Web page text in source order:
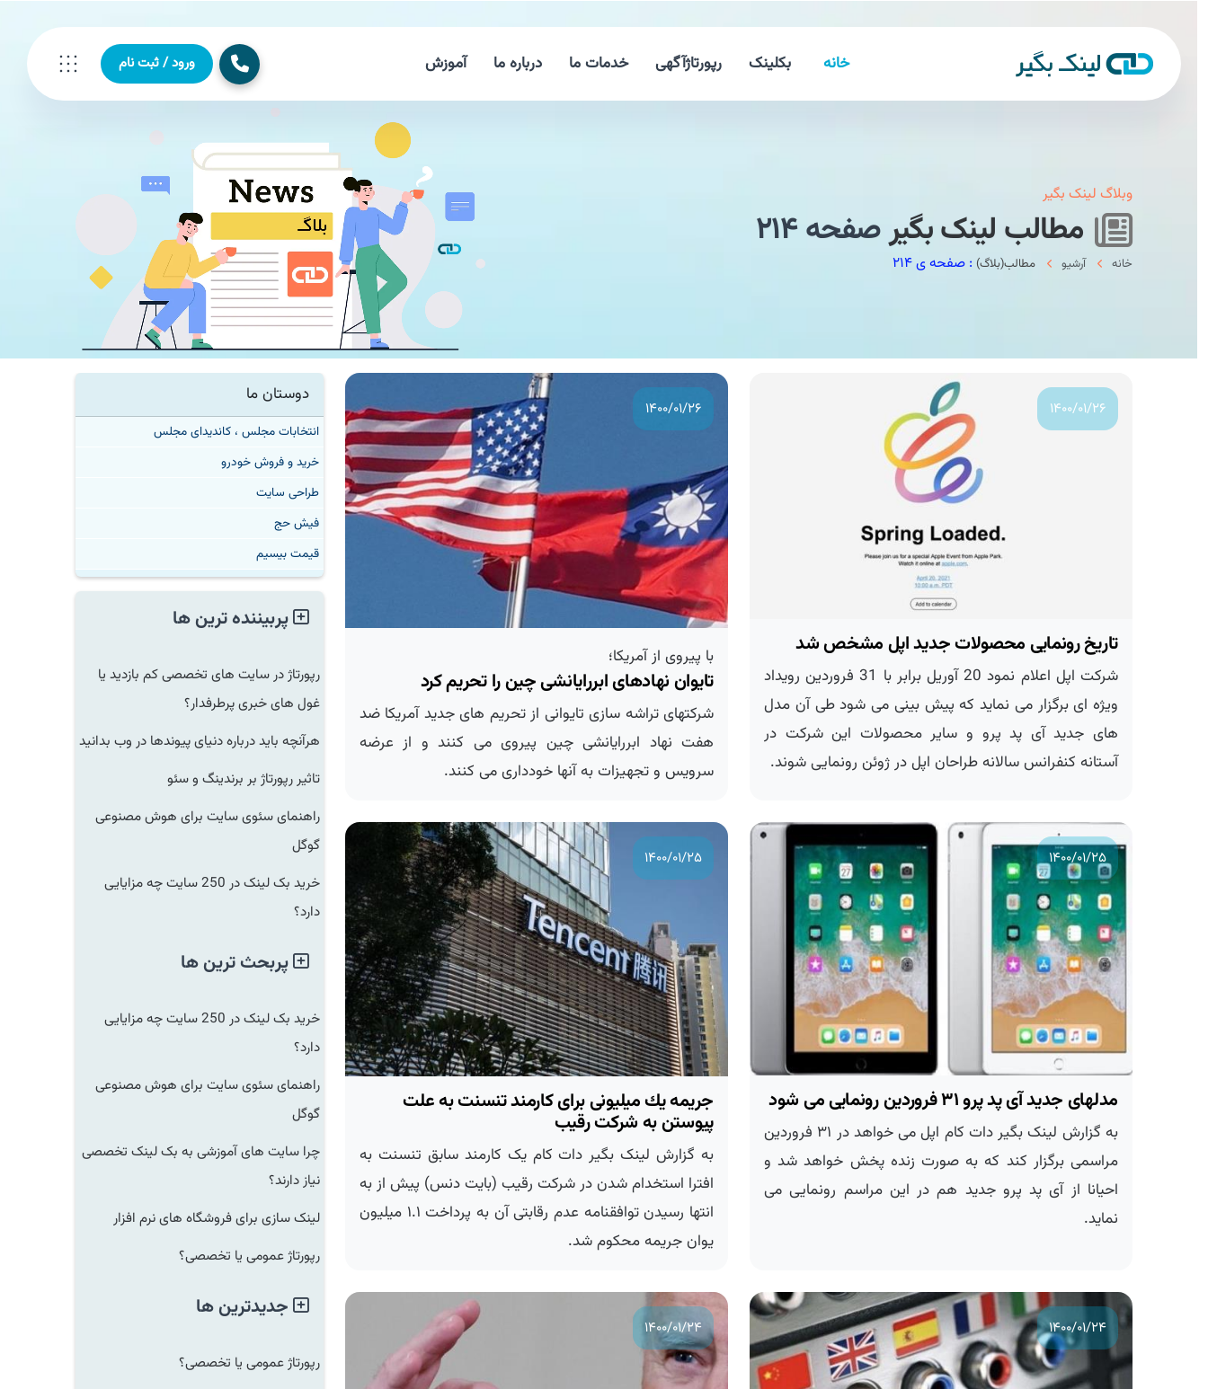
خانه بکلینک رپورتاژآگهی خدمات ما درباره ما آموزش ورود / ثبت نام
وبلاگ لینک بگیر
مطالب لینک بگیرصفحه ۲۱۴
خانه آرشیو مطالب(بلاگ): صفحه ی ۲۱۴
۱۴۰۰/۰۱/۲۶
تاریخ رونمایی محصولات جدید اپل مشخص شد
شرکت اپل اعلام نمود 20 آوریل برابر با 31 فروردین رویداد
ویژه ای برگزار می نماید که پیش بینی می شود طی آن مدل
های جدید آی پد پرو و سایر محصولات این شرکت در
آستانه کنفرانس سالانه طراحان اپل در ژوئن رونمایی شوند.
۱۴۰۰/۰۱/۲۶
با پیروی از آمریكا؛
تایوان نهادهای ابررایانشی چین را تحریم كرد
شرکتهای تراشه سازی تایوانی از تحریم های جدید آمریکا ضد
هفت نهاد ابررایانشی چین پیروی می کنند و از عرضه
سرویس و تجهیزات به آنها خودداری می کنند.
۱۴۰۰/۰۱/۲۵
مدلهای جدید آی پد پرو ۳۱ فروردین رونمایی می شود
به گزارش لینک بگیر دات کام اپل می خواهد در ۳۱ فروردین
مراسمی برگزار کند که به صورت زنده پخش خواهد شد و
احیانا از آی پد پرو جدید هم در این مراسم رونمایی می
نماید.
۱۴۰۰/۰۱/۲۵
جریمه یك میلیونی برای كارمند تنسنت به علت
پیوستن به شركت رقیب
به گزارش لینک بگیر دات کام یک کارمند سابق تنسنت به
افترا استخدام شدن در شرکت رقیب (بایت دنس) پیش از به
انتها رسیدن توافقنامه عدم رقابتی آن به پرداخت ۱.۱ میلیون
یوان جریمه محکوم شد.
۱۴۰۰/۰۱/۲۴ ۱۴۰۰/۰۱/۲۴
دوستان ما
انتخابات مجلس ، کاندیدای مجلس
خرید و فروش خودرو
طراحی سایت
فیش حج
قیمت بیسیم
پربیننده ترین ها
رپورتاژ در سایت های تخصصی کم بازدید یا
غول های خبری پرطرفدار؟
هرآنچه باید درباره دنیای پیوندها در وب بدانید
تاثیر رپورتاژ بر برندینگ و سئو
راهنمای سئوی سایت برای هوش مصنوعی
گوگل
خرید بک لینک در 250 سایت چه مزایایی
دارد؟
پربحث ترین ها
خرید بک لینک در 250 سایت چه مزایایی
دارد؟
راهنمای سئوی سایت برای هوش مصنوعی
گوگل
چرا سایت های آموزشی به بک لینک تخصصی
نیاز دارند؟
لینک سازی برای فروشگاه های نرم افزار
رپورتاژ عمومی یا تخصصی؟
جدیدترین ها
رپورتاژ عمومی یا تخصصی؟